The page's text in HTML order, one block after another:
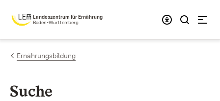
Zum Inhalt springen
Landeszentrum für Ernährung
Baden-Württemberg
Ernährungsbildung
Suche